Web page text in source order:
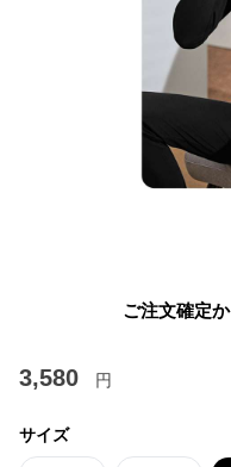
ご注文確定
3,580 円
サイズ